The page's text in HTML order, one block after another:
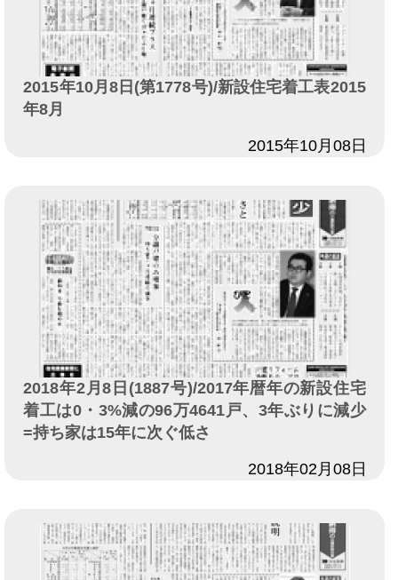
2015年10月8日(第1778号)/新設住宅着工表2015
年8月
2015年10月08日
2018年2月8日(1887号)/2017年暦年の新設住宅
着工は0・3%減の96万4641戸、3年ぶりに減少
=持ち家は15年に次ぐ低さ
2018年02月08日